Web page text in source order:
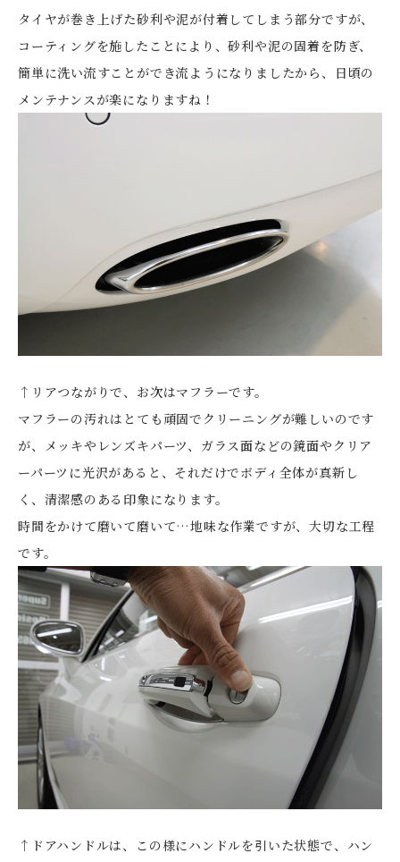
タイヤが巻き上げた砂利や泥が付着してしまう部分ですが、
コーティングを施したことにより、砂利や泥の固着を防ぎ、
簡単に洗い流すことができ流ようになりましたから、日頃の
メンテナンスが楽になりますね！
↑リアつながりで、お次はマフラーです。
マフラーの汚れはとても頑固でクリーニングが難しいのです
が、メッキやレンズキパーツ、ガラス面などの鏡面やクリア
ーパーツに光沢があると、それだけでボディ全体が真新し
く、清潔感のある印象になります。
時間をかけて磨いて磨いて…地味な作業ですが、大切な工程
です。
↑ドアハンドルは、この様にハンドルを引いた状態で、ハン